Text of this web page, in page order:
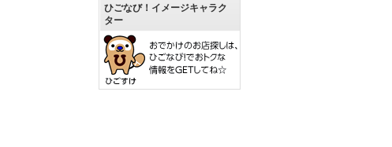
ひごなび！イメージキャラク
ター